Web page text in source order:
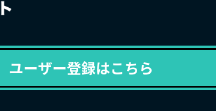
ユーザー登録はこちら